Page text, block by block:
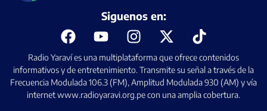
Radio Yaraví es una multiplataforma que ofrece contenidos
informativos y de entretenimiento. Transmite su señal a través de la
Frecuencia Modulada 106.3 (FM), Amplitud Modulada 930 (AM) y vía
internet www.radioyaravi.org.pe con una amplia cobertura.
Siguenos en: